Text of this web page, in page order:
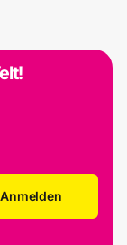
Anmelden